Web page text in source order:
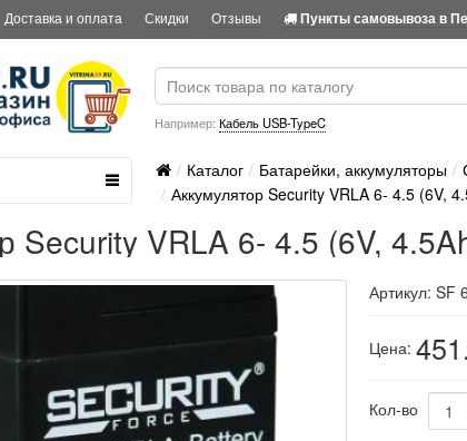
Доставка и оплата Скидки Отзывы Пункты самовывоза в
Например: Кабель USB-TypeC
Каталог Батарейки, аккумуляторы
Аккумулятор Security VRLA 6- 4.5 (6V,
Security VRLA 6- 4.5 (6V,
Артикул: SF
Цена:
Кол-во